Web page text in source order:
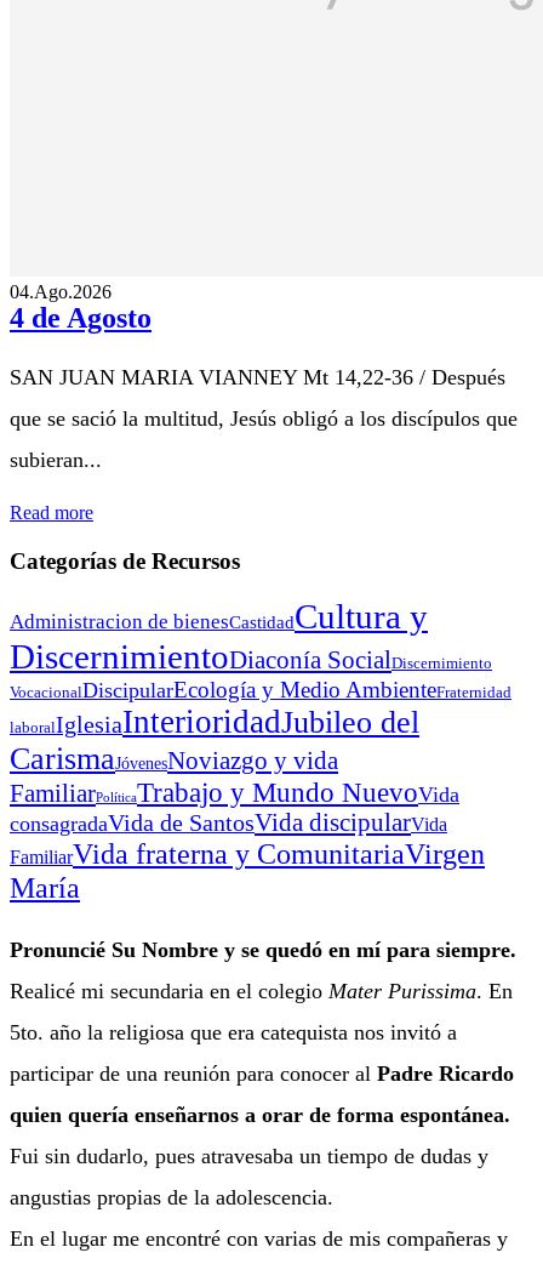
04.Ago.2026
4 de Agosto
SAN JUAN MARIA VIANNEY Mt 14,22-36 / Después
que se sació la multitud, Jesús obligó a los discípulos que
subieran...
Read more
Categorías de Recursos
Administracion de bienesCastidadCultura y
DiscernimientoDiaconía Social Discernimiento
VocacionalDiscipularEcología y Medio AmbienteFraternidad
laboralIglesiaInterioridadJubileo del
CarismaJóvenesNoviazgo y vida
FamiliarPolíticaTrabajo y Mundo NuevoVida
consagradaVida de SantosVida discipularVida
FamiliarVida fraterna y ComunitariaVirgen
María
Pronuncié Su Nombre y se quedó en mí para siempre.
Realicé mi secundaria en el colegio Mater Purissima. En
5to. año la religiosa que era catequista nos invitó a
participar de una reunión para conocer al Padre Ricardo
quien quería enseñarnos a orar de forma espontánea.
Fui sin dudarlo, pues atravesaba un tiempo de dudas y
angustias propias de la adolescencia.
En el lugar me encontré con varias de mis compañeras y